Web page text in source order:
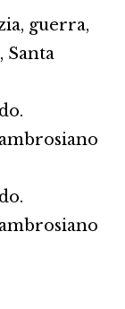
, guerra,
, Santa